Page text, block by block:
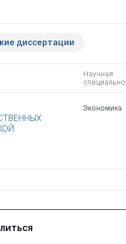
диссертации
Научная
Экономика